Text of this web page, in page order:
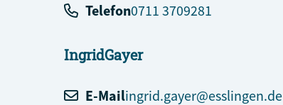
Telefon0711 3709281
IngridGayer
E-Mailingrid.gayer@esslingen.de